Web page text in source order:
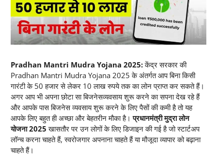
Pradhan Mantri Mudra Yojana 2025:केंद्र सरकार की
Pradhan Mantri Mudra Yojana 2025 के अंतर्गत आप बिना किसी
गारंटी के 50 हजार से लेकर 10 लाख रुपये तक का लोन प्राप्त कर सकते हैं।
अगर आप भी अपना छोटा सा बिजनेसव्यवसाय शुरू करने का सपना देख रहे हैं
और आपके पास बिजनेस व्यवसाय शुरू करने के लिए पैसों की कमी है तो यह
आपके लिए बहुत ही अच्छा और बेहतरीन मौका है।प्रधानमंत्री मुद्रा लोन
योजना 2025 खासतौर पर उन लोगों के लिए डिजाइन की गई है जो स्टार्टअप
लॉन्च करना चाहते हैं, स्वरोजगार अपनाना चाहते हैं या मौजूदा व्यापार को बढ़ाना
चाहते हैं।